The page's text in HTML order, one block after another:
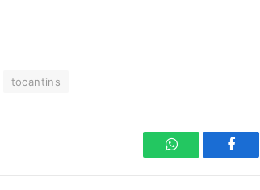
tocantins
WhatsApp